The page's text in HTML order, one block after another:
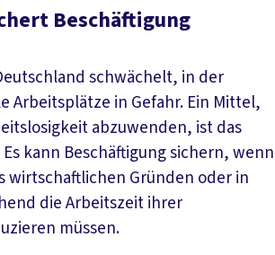
Beschäftigung
schwächelt, in der
Arbeitsplätze in Gefahr. Ein Mittel,
abzuwenden, ist das
kann Beschäftigung sichern, wenn
wirtschaftlichen Gründen oder in
die Arbeitszeit ihrer
müssen.